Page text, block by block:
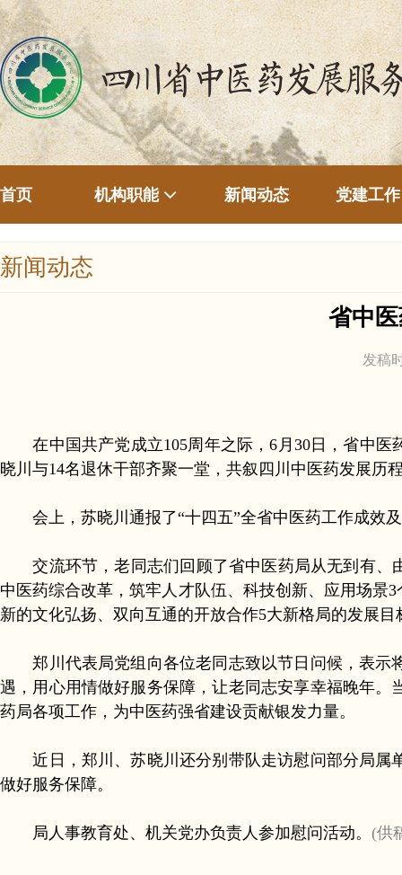
首页 机构职能 新闻动态 党建工作
新闻动态
省中
发稿
在中国共产党成立105周年之际，6月30日，省中
晓川与14名退休干部齐聚一堂，共叙四川中医药发展历
会上，苏晓川通报了“十四五”全省中医药工作成效及
交流环节，老同志们回顾了省中医药局从无到有、
中医药综合改革，筑牢人才队伍、科技创新、应用场景
新的文化弘扬、双向互通的开放合作5大新格局的发展目
郑川代表局党组向各位老同志致以节日问候，表示
遇，用心用情做好服务保障，让老同志安享幸福晚年
药局各项工作，为中医药强省建设贡献银发力量。
近日，郑川、苏晓川还分别带队走访慰问部分局属
做好服务保障。
局人事教育处、机关党办负责人参加慰问活动。 (供